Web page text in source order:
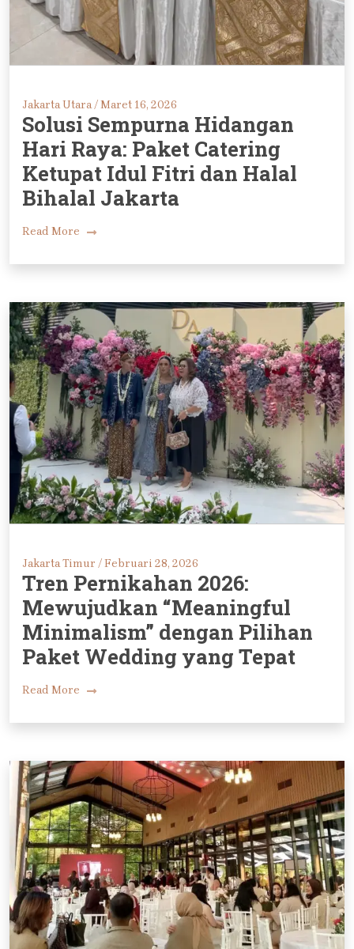
Jakarta Utara /Maret 16, 2026
Solusi Sempurna Hidangan
Hari Raya: Paket Catering
Ketupat Idul Fitri dan Halal
Bihalal Jakarta
Read More
Jakarta Timur /Februari 28, 2026
Tren Pernikahan 2026:
Mewujudkan “Meaningful
Minimalism” dengan Pilihan
Paket Wedding yang Tepat
Read More